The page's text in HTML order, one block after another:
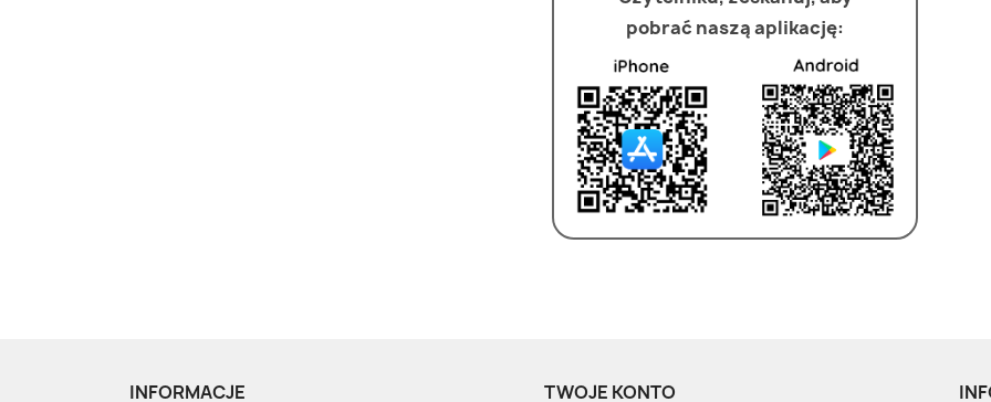
pobrać naszą aplikację:
INFORMACJE TWOJE KONTO